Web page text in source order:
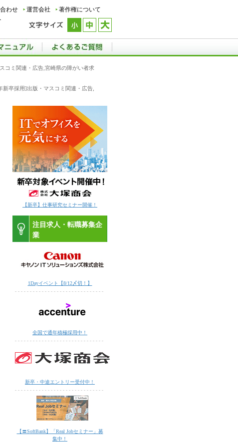
わせ 運営会社
著作権について
コミ関連・広告,宮崎県の障がい者求
新卒採用]出版・マスコミ関連・広告,
【新卒】仕事研究セミナー開催！
注目求人・転職募集企
業
1Dayイベント【8/12〆切！】
全国で通年積極採用中！
新卒・中途エントリー受付中！
【〓SoftBank】「Real Jobセミナー」募
集中！